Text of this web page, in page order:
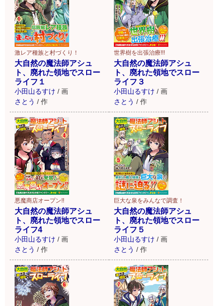
激レア種族と村づくり！
大自然の魔法師アシュ
ト、廃れた領地でスロー
ライフ１
小田山るすけ / 画
さとう / 作
世界樹を出張治療!!!
大自然の魔法師アシュ
ト、廃れた領地でスロー
ライフ３
小田山るすけ / 画
さとう / 作
悪魔商店オープン!!
大自然の魔法師アシュ
ト、廃れた領地でスロー
ライフ4
小田山るすけ / 画
さとう / 作
巨大な泉をみんなで調査！
大自然の魔法師アシュ
ト、廃れた領地でスロー
ライフ５
小田山るすけ / 画
さとう / 作